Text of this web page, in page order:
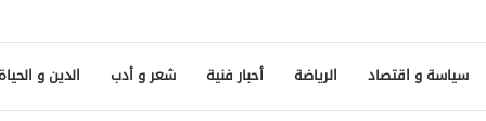
سياسة و اقتصاد الرياضة أحبار فنية شعر و أدب الدين و